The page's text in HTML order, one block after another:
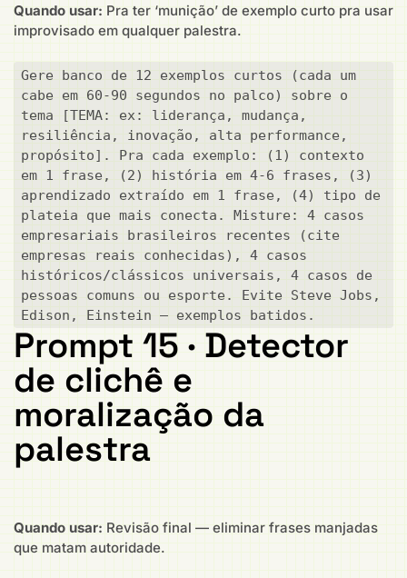
Quando usar: Pra ter ‘munição’ de exemplo curto pra usar
improvisado em qualquer palestra.
Gere banco de 12 exemplos curtos (cada um
cabe em 60-90 segundos no palco) sobre o
tema [TEMA: ex: liderança, mudança,
resiliência, inovação, alta performance,
propósito]. Pra cada exemplo: (1) contexto
em 1 frase, (2) história em 4-6 frases, (3)
aprendizado extraído em 1 frase, (4) tipo de
plateia que mais conecta. Misture: 4 casos
empresariais brasileiros recentes (cite
empresas reais conhecidas), 4 casos
históricos/clássicos universais, 4 casos de
pessoas comuns ou esporte. Evite Steve Jobs,
Edison, Einstein — exemplos batidos.
Prompt 15 · Detector
de clichê e
moralização da
palestra
Quando usar: Revisão final — eliminar frases manjadas
que matam autoridade.